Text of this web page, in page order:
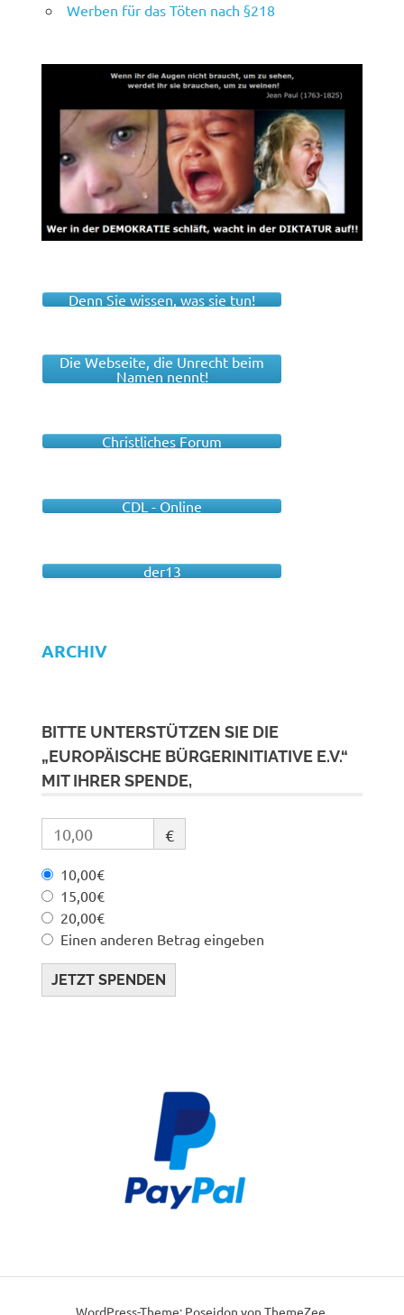
Werben für das Töten nach §218
Denn Sie wissen, was sie tun!
Die Webseite, die Unrecht beim
Namen nennt!
Christliches Forum
CDL - Online
der13
ARCHIV
BITTE UNTERSTÜTZEN SIE DIE
„EUROPÄISCHE BÜRGERINITIATIVE E.V.“
MIT IHRER SPENDE,
€
10,00€
15,00€
20,00€
Einen anderen Betrag eingeben
JETZT SPENDEN
WordPress-Theme: Poseidon von ThemeZee.